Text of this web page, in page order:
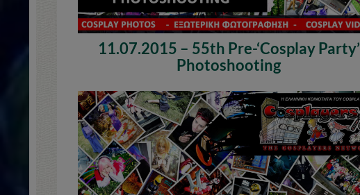
11.07.2015 – 55th Pre-‘Cosplay Party’
Photoshooting